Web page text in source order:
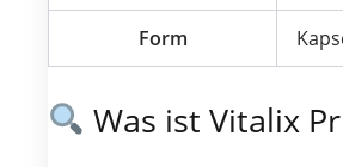
Form
Was ist Vitalix